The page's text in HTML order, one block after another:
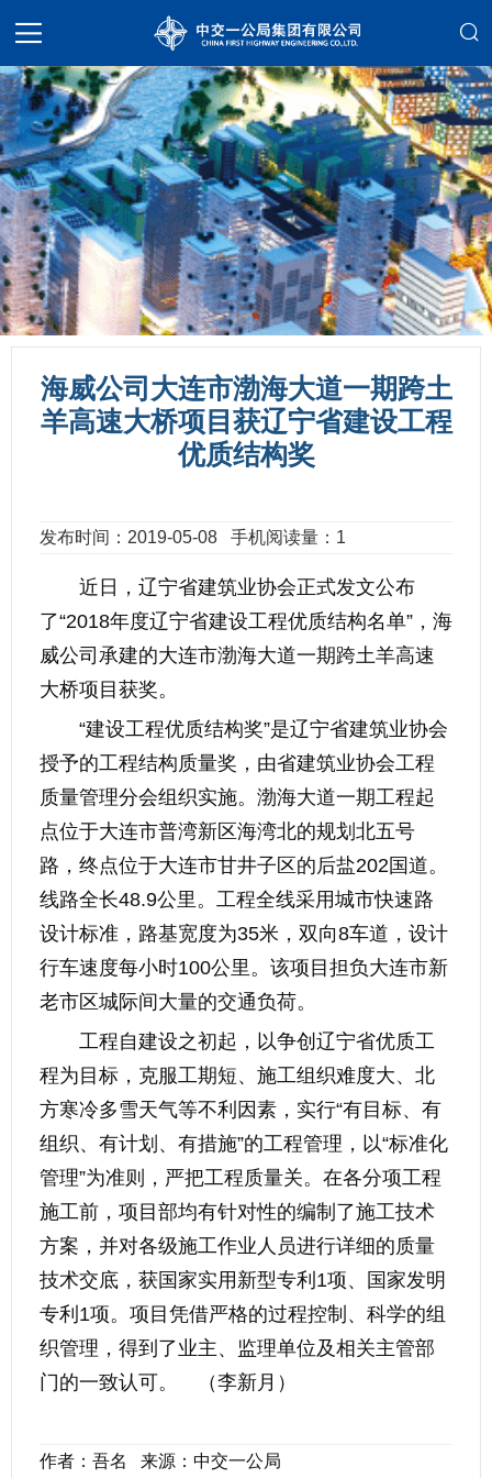
海威公司大连市渤海大道一期跨土
羊高速大桥项目获辽宁省建设工程
优质结构奖
发布时间：2019-05-08 手机阅读量：1
近日，辽宁省建筑业协会正式发文公布
了“2018年度辽宁省建设工程优质结构名单”，海
威公司承建的大连市渤海大道一期跨土羊高速
大桥项目获奖。
“建设工程优质结构奖”是辽宁省建筑业协会
授予的工程结构质量奖，由省建筑业协会工程
质量管理分会组织实施。渤海大道一期工程起
点位于大连市普湾新区海湾北的规划北五号
路，终点位于大连市甘井子区的后盐202国道。
线路全长48.9公里。工程全线采用城市快速路
设计标准，路基宽度为35米，双向8车道，设计
行车速度每小时100公里。该项目担负大连市新
老市区城际间大量的交通负荷。
工程自建设之初起，以争创辽宁省优质工
程为目标，克服工期短、施工组织难度大、北
方寒冷多雪天气等不利因素，实行“有目标、有
组织、有计划、有措施”的工程管理，以“标准化
管理”为准则，严把工程质量关。在各分项工程
施工前，项目部均有针对性的编制了施工技术
方案，并对各级施工作业人员进行详细的质量
技术交底，获国家实用新型专利1项、国家发明
专利1项。项目凭借严格的过程控制、科学的组
织管理，得到了业主、监理单位及相关主管部
门的一致认可。 （李新月）
作者：吾名 来源：中交一公局